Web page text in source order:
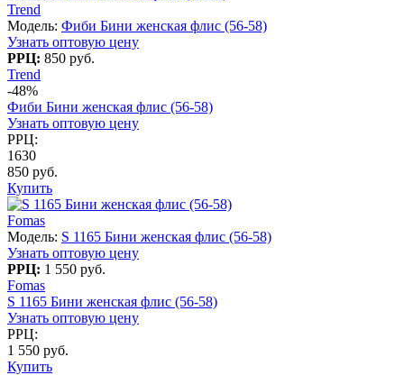
Trend
Модель: Фиби Бини женская флис (56-58)
Узнать оптовую цену
РРЦ: 850 руб.
Trend
-48%
Фиби Бини женская флис (56-58)
Узнать оптовую цену
РРЦ:
1630
850 руб.
Купить
Fomas
Модель: S 1165 Бини женская флис (56-58)
Узнать оптовую цену
РРЦ: 1 550 руб.
Fomas
S 1165 Бини женская флис (56-58)
Узнать оптовую цену
РРЦ:
1 550 руб.
Купить